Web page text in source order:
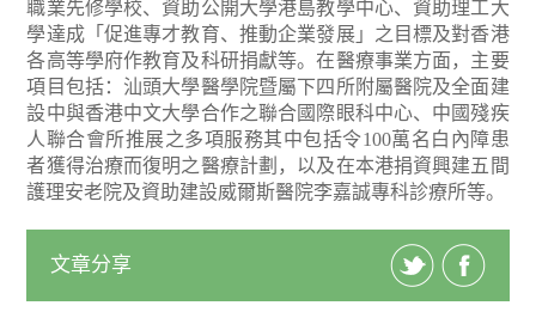
職業先修學校、資助公開大學港島教學中心、資助理工大
學達成「促進專才教育、推動企業發展」之目標及對香港
各高等學府作教育及科研捐獻等。在醫療事業方面，主要
項目包括：汕頭大學醫學院暨屬下四所附屬醫院及全面建
設中與香港中文大學合作之聯合國際眼科中心、中國殘疾
人聯合會所推展之多項服務其中包括令100萬名白內障患
者獲得治療而復明之醫療計劃，以及在本港捐資興建五間
護理安老院及資助建設威爾斯醫院李嘉誠專科診療所等。
文章分享